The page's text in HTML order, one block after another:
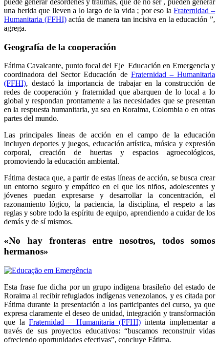
una herida que lleven a lo largo de la vida ; por eso laFraternidad –
Humanitaria (FFHI)actúa de manera tan incisiva en la educación ”,
agrega.
Geografía de la cooperación
Fátima Cavalcante, punto focal del Eje Educación en Emergencia y
coordinadora del Sector Educación de Fraternidad – Humanitaria
(FFHI), destacó la importancia de trabajar en la construcción de
redes de cooperación y fraternidad que abarquen de lo local a lo
global y respondan prontamente a las necesidades que se presentan
en la respuesta humanitaria, ya sea en Roraima, Colombia o en otras
partes del mundo.
Las principales líneas de acción en el campo de la educación
incluyen deportes y juegos, educación artística, música y expresión
corporal, creación de huertas y espacios agroecológicos,
promoviendo la educación ambiental.
Fátima destaca que, a partir de estas líneas de acción, se busca crear
un entorno seguro y empático en el que los niños, adolescentes y
jóvenes puedan expresarse y desarrollar la concentración, el
razonamiento lógico, la paciencia, la disciplina, el respeto a las
reglas y sobre todo la espíritu de equipo, aprendiendo a cuidar de los
demás y de sí mismos.
«No hay fronteras entre nosotros, todos somos
hermanos»
Esta frase fue dicha por un grupo indígena brasileño del estado de
Roraima al recibir refugiados indígenas venezolanos, y es citada por
Fátima durante la presentación a los participantes del curso, ya que
expresa claramente el deseo de unidad, integración y transformación
que la Fraternidad – Humanitaria (FFHI)intenta implementar a
través de sus proyectos educativos: “buscamos reconstruir vidas
ofreciendo oportunidades efectivas”, concluye Fátima.